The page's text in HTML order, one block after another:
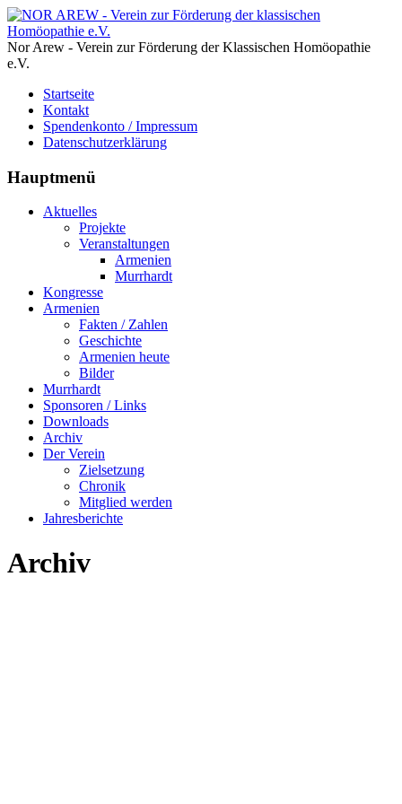
Nor Arew - Verein zur Förderung der Klassischen Homöopathie
e.V.
Startseite
Kontakt
Spendenkonto / Impressum
Datenschutzerklärung
Hauptmenü
Aktuelles
Projekte
Veranstaltungen
Armenien
Murrhardt
Kongresse
Armenien
Fakten / Zahlen
Geschichte
Armenien heute
Bilder
Murrhardt
Sponsoren / Links
Downloads
Archiv
Der Verein
Zielsetzung
Chronik
Mitglied werden
Jahresberichte
Archiv